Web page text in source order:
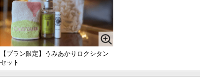
【プラン限定】うみあかりロクシタン
セット